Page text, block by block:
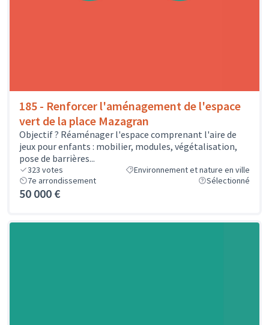
185 - Renforcer l'aménagement de l'espace
vert de la place Mazagran
Objectif ? Réaménager l'espace comprenant l'aire de
jeux pour enfants : mobilier, modules, végétalisation,
pose de barrières...
323 votes
Environnement et nature en ville
7e arrondissement
Sélectionné
50 000 €